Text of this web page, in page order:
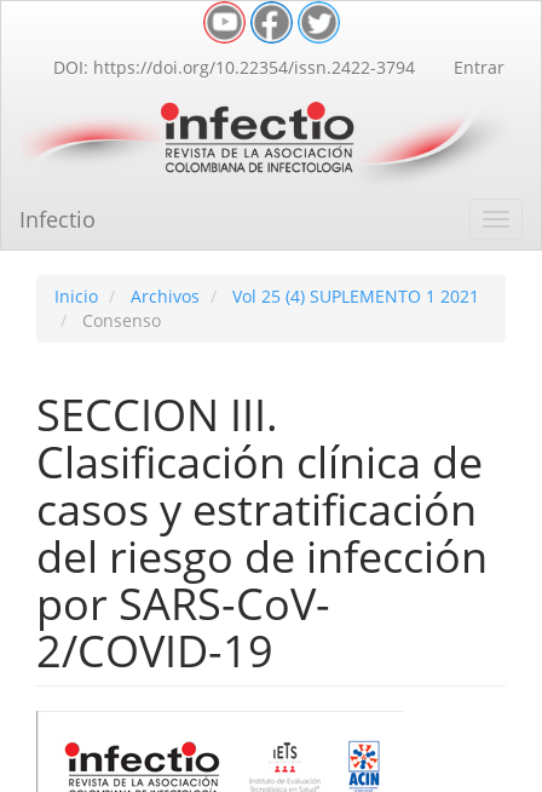
Contenido
principal
lateral
DOI: https://doi.org/10.22354/issn.2422-3794 Entrar
Infectio
Inicio Archivos
Vol 25 (4) SUPLEMENTO 1 2021
Consenso
SECCION III.
Clasificación clínica de
casos y estratificación
del riesgo de infección
por SARS-CoV-
2/COVID-19
Barra
lateral